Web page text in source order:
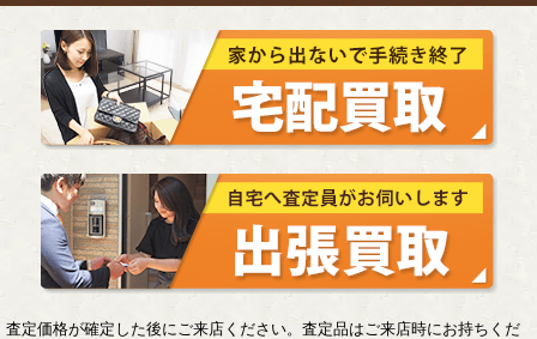
査定価格が確定した後にご来店ください。査定品はご来店時にお持ちくだ